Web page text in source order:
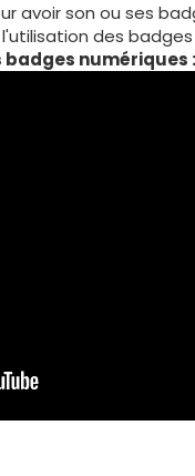
avoir son ou ses
des
numériques :